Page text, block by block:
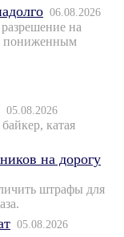
06.08.2026
на
пониженным
05.08.2026
катая
на дорогу
штрафы для
05.08.2026